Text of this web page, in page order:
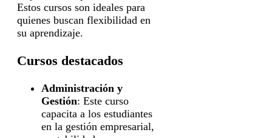
Estos cursos son ideales para
quienes buscan flexibilidad en
su aprendizaje.
Cursos destacados
Administración y
Gestión: Este curso
capacita a los estudiantes
en la gestión empresarial,